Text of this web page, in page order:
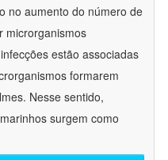
no aumento do número de
microrganismos
estão associadas
formarem
Nesse sentido,
surgem como